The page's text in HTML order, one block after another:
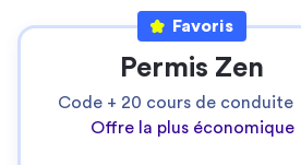
Favoris
Permis Zen
Code + 20 cours de conduite
Offre la plus économique